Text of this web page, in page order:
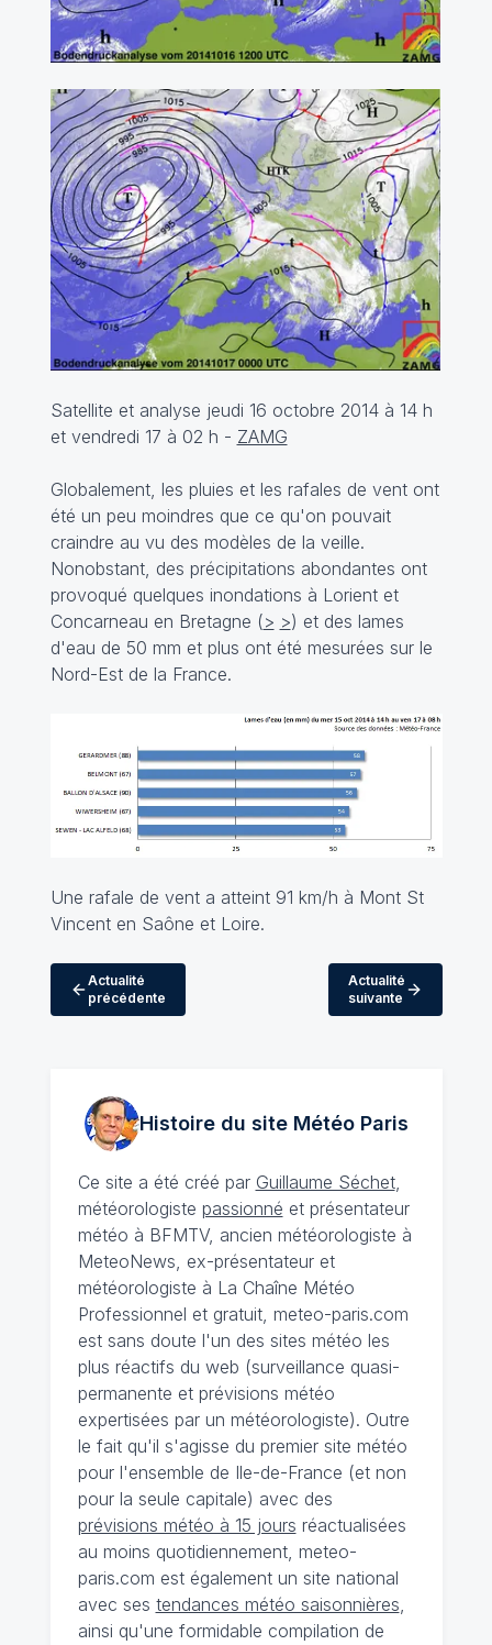
Satellite et analyse jeudi 16 octobre 2014 à 14 h
et vendredi 17 à 02 h - ZAMG
Globalement, les pluies et les rafales de vent ont
été un peu moindres que ce qu'on pouvait
craindre au vu des modèles de la veille.
Nonobstant, des précipitations abondantes ont
provoqué quelques inondations à Lorient et
Concarneau en Bretagne (> >) et des lames
d'eau de 50 mm et plus ont été mesurées sur le
Nord-Est de la France.
Une rafale de vent a atteint 91 km/h à Mont St
Vincent en Saône et Loire.
Actualité
précédente
Actualité
suivante
Histoire du site MétéoParis
Ce site a été créé par Guillaume Séchet,
météorologiste passionné et présentateur
météo à BFMTV, ancien météorologiste à
MeteoNews, ex-présentateur et
météorologiste à La Chaîne Météo
Professionnel et gratuit, meteo-paris.com
est sans doute l'un des sites météo les
plus réactifs du web (surveillance quasi-
permanente et prévisions météo
expertisées par un météorologiste). Outre
le fait qu'il s'agisse du premier site météo
pour l'ensemble de Ile-de-France (et non
pour la seule capitale) avec des
prévisions météo à 15 jours réactualisées
au moins quotidiennement, meteo-
paris.com est également un site national
avec ses tendances météo saisonnières,
ainsi qu'une formidable compilation de